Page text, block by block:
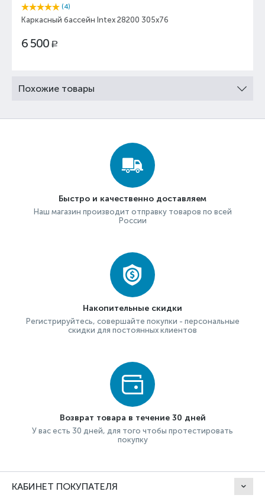
(4)
Каркасный бассейн Intex 28200 305x76
6 500 Р
Похожие товары
Быстро и качественно доставляем
Наш магазин производит отправку товаров по всей
России
Накопительные скидки
Регистрируйтесь, совершайте покупки - персональные
скидки для постоянных клиентов
Возврат товара в течение 30 дней
У вас есть 30 дней, для того чтобы протестировать
покупку
КАБИНЕТ ПОКУПАТЕЛЯ